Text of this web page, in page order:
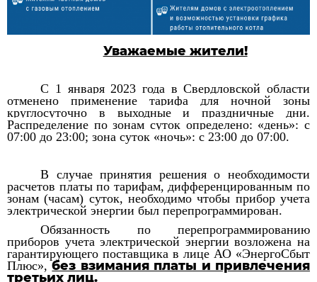
Уважаемые жители!
С 1 января 2023 года в Свердловской области
отменено применение тарифа для ночной зоны
круглосуточно в выходные и праздничные дни.
Распределение по зонам суток определено: «день»: с
07:00 до 23:00; зона суток «ночь»: с 23:00 до 07:00.
В случае принятия решения о необходимости
расчетов платы по тарифам, дифференцированным по
зонам (часам) суток, необходимо чтобы прибор учета
электрической энергии был перепрограммирован.
Обязанность по перепрограммированию
приборов учета электрической энергии возложена на
гарантирующего поставщика в лице АО «ЭнергоСбыт
Плюс»,без взимания платы и привлечения
третьих лиц.